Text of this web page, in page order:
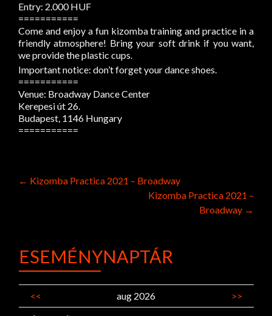
Entry: 2.000 HUF
===========
Come and enjoy a fun kizomba training and practice in a
friendly atmosphere! Bring your soft drink if you want,
we provide the plastic cups.
Important notice: don’t forget your dance shoes.
===========
Venue: Broadway Dance Center
Kerepesi út 26.
Budapest, 1146 Hungary
===========
Post
← Kizomba Practica 2021 – Broadway
Kizomba Practica 2021 –
Broadway →
ESEMÉNYNAPTÁR
<< aug 2026
>>